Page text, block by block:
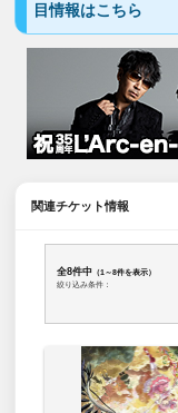
目情報はこちら
関連チケット情報
全8件中 （1～8件を表示）
絞り込み条件：